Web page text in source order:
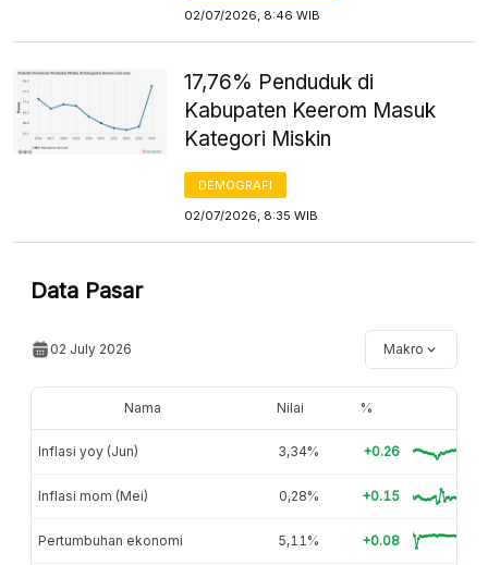
02/07/2026, 8:46 WIB
17,76% Penduduk di
Kabupaten Keerom Masuk
Kategori Miskin
DEMOGRAFI
02/07/2026, 8:35 WIB
Data Pasar
02 July 2026 Makro
Nama Nilai %
Inflasi yoy (Jun) 3,34% +0.26
Inflasi mom (Mei) 0,28% +0.15
Pertumbuhan ekonomi 5,11% +0.08